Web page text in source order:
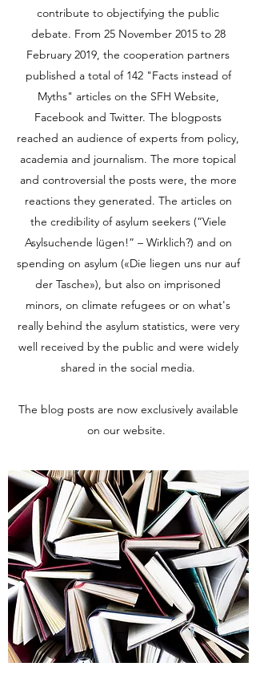
contribute to objectifying the public
debate. From 25 November 2015 to 28
February 2019, the cooperation partners
published a total of 142 "Facts instead of
Myths" articles on the SFH Website,
Facebook and Twitter. The blogposts
reached an audience of experts from policy,
academia and journalism. The more topical
and controversial the posts were, the more
reactions they generated. The articles on
the credibility of asylum seekers (“Viele
Asylsuchende lügen!” – Wirklich?) and on
spending on asylum («Die liegen uns nur auf
der Tasche»), but also on imprisoned
minors, on climate refugees or on what's
really behind the asylum statistics, were very
well received by the public and were widely
shared in the social media.
The blog posts are now exclusively available
on our website.